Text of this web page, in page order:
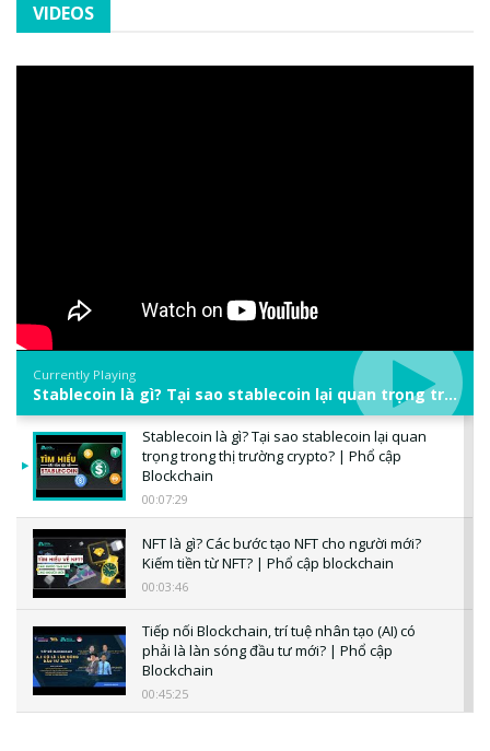
VIDEOS
Currently Playing
Stablecoin là gì? Tại sao stablecoin lại quan trọng trong thị trường crypto? | Phổ cập Blockchain
Stablecoin là gì? Tại sao stablecoin lại quan
trọng trong thị trường crypto? | Phổ cập
Blockchain
00:07:29
NFT là gì? Các bước tạo NFT cho người mới?
Kiếm tiền từ NFT? | Phổ cập blockchain
00:03:46
Tiếp nối Blockchain, trí tuệ nhân tạo (AI) có
phải là làn sóng đầu tư mới? | Phổ cập
Blockchain
00:45:25